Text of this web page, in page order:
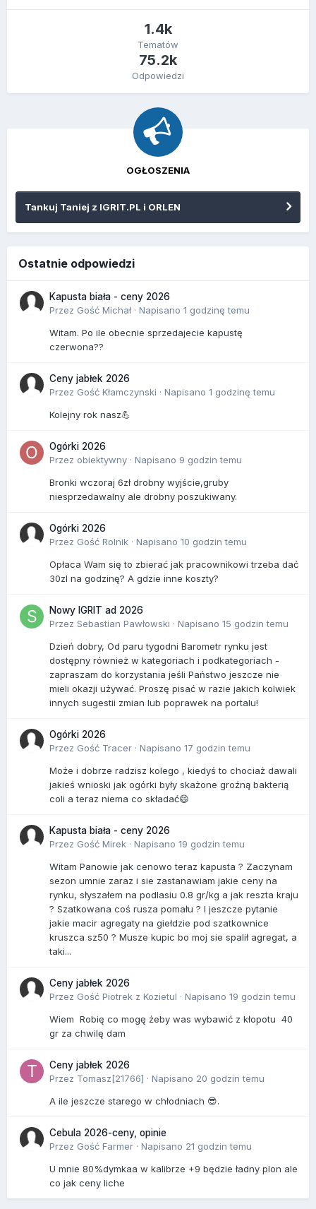
1.4k
Tematów
75.2k
Odpowiedzi
OGŁOSZENIA
Tankuj Taniej z IGRIT.PL i ORLEN
Ostatnie odpowiedzi
Kapusta biała - ceny 2026
Przez Gość Michał · Napisano 1 godzinę temu
Witam. Po ile obecnie sprzedajecie kapustę
czerwona??
Ceny jabłek 2026
Przez Gość Kłamczynski · Napisano 1 godzinę temu
Kolejny rok nasz💪
Ogórki 2026
Przez obiektywny · Napisano 9 godzin temu
Bronki wczoraj 6zł drobny wyjście,gruby
niesprzedawalny ale drobny poszukiwany.
Ogórki 2026
Przez Gość Rolnik · Napisano 10 godzin temu
Opłaca Wam się to zbierać jak pracownikowi trzeba dać
30zl na godzinę? A gdzie inne koszty?
Nowy IGRIT ad 2026
Przez Sebastian Pawłowski · Napisano 15 godzin temu
Dzień dobry, Od paru tygodni Barometr rynku jest
dostępny również w kategoriach i podkategoriach -
zapraszam do korzystania jeśli Państwo jeszcze nie
mieli okazji używać. Proszę pisać w razie jakich kolwiek
innych sugestii zmian lub poprawek na portalu!
Ogórki 2026
Przez Gość Tracer · Napisano 17 godzin temu
Może i dobrze radzisz kolego , kiedyś to chociaż dawali
jakieś wnioski jak ogórki były skażone groźną bakterią
coli a teraz niema co składać😄
Kapusta biała - ceny 2026
Przez Gość Mirek · Napisano 19 godzin temu
Witam Panowie jak cenowo teraz kapusta ? Zaczynam
sezon umnie zaraz i sie zastanawiam jakie ceny na
rynku, słyszałem na podlasiu 0.8 gr/kg a jak reszta kraju
? Szatkowana coś rusza pomału ? I jeszcze pytanie
jakie macir agregaty na giełdzie pod szatkownice
kruszca sz50 ? Musze kupic bo moj sie spalił agregat, a
taki...
Ceny jabłek 2026
Przez Gość Piotrek z Kozietul · Napisano 19 godzin temu
Wiem Robię co mogę żeby was wybawić z kłopotu 40
gr za chwilę dam
Ceny jabłek 2026
Przez Tomasz[21766] · Napisano 20 godzin temu
A ile jeszcze starego w chłodniach 😎.
Cebula 2026-ceny, opinie
Przez Gość Farmer · Napisano 21 godzin temu
U mnie 80%dymkaa w kalibrze +9 będzie ładny plon ale
co jak ceny liche